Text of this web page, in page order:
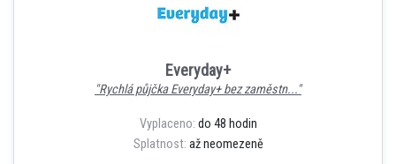
Everyday+
"Rychlá půjčka Everyday+ bez zaměstn..."
Vyplaceno: do 48 hodin
Splatnost: až neomezeně